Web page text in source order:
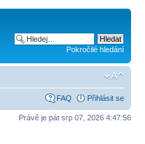
Pokročilé hledání
FAQ Přihlásit se
Právě je pát srp 07, 2026 4:47:56